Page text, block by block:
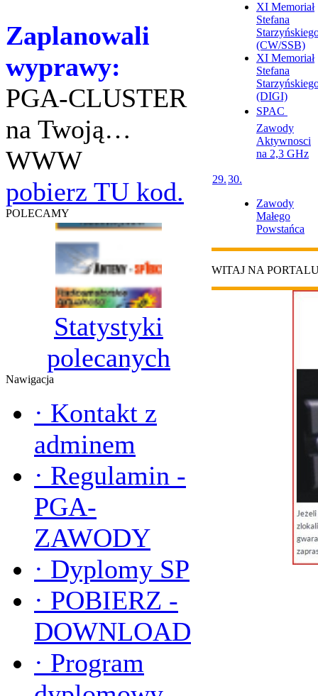
Zaplanowali
wyprawy:
PGA-CLUSTER
na Twoją…
WWW
pobierz TU kod.
POLECAMY
Statystyki
polecanych
Nawigacja
· Kontakt z
adminem
· Regulamin -
PGA-
ZAWODY
· Dyplomy SP
· POBIERZ -
DOWNLOAD
· Program
XI Memoriał
Stefana
(CW/SSB)
XI Memoriał
Stefana
(DIGI)
SPAC 
Zawody
Aktywnosci
na 2,3 GHz
29.30.
Zawody
Małego
Powstańca
WITAJ NA